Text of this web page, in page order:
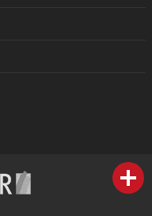
IHR FACHBERATER